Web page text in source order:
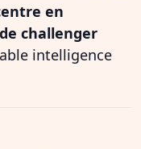
en
challenger
intelligence